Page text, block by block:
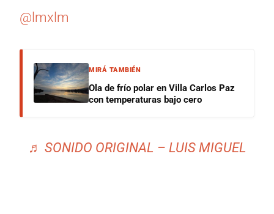
@lmxlm
MIRÁ TAMBIÉN
Ola de frío polar en Villa Carlos Paz
con temperaturas bajo cero
♬ SONIDO ORIGINAL – LUIS MIGUEL